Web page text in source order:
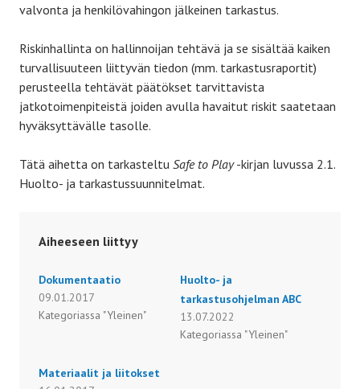
valvonta ja henkilövahingon jälkeinen tarkastus.
Riskinhallinta on hallinnoijan tehtävä ja se sisältää kaiken
turvallisuuteen liittyvän tiedon (mm. tarkastusraportit)
perusteella tehtävät päätökset tarvittavista
jatkotoimenpiteistä joiden avulla havaitut riskit saatetaan
hyväksyttävälle tasolle.
Tätä aihetta on tarkasteltu Safe to Play-kirjan luvussa 2.1.
Huolto- ja tarkastussuunnitelmat.
Aiheeseen liittyy
Dokumentaatio
09.01.2017
Kategoriassa "Yleinen"
Huolto- ja
tarkastusohjelman ABC
13.07.2022
Kategoriassa "Yleinen"
Materiaalit ja liitokset